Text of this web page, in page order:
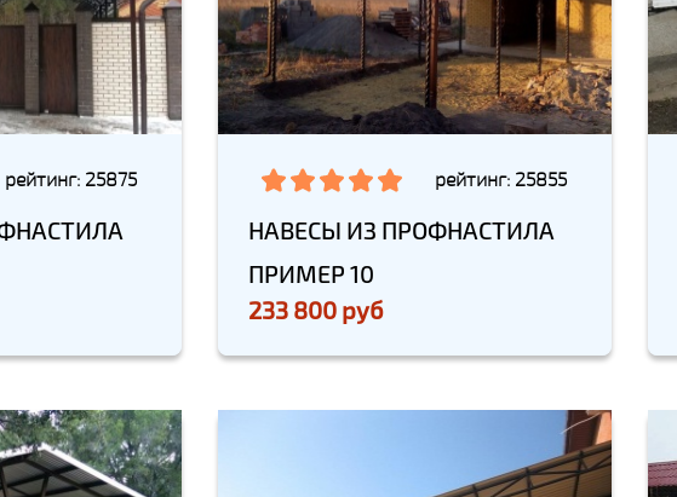
рейтинг: 25875 рейтинг: 25855
НАВЕСЫ ИЗ ПРОФНАСТИЛА
ПРИМЕР 10
233 800 руб